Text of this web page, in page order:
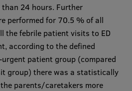
24 hours. Further
performed for 70.5 % of all
the febrile patient visits to ED
according to the defined
patient group (compared
group) there was a statistically
parents/caretakers more